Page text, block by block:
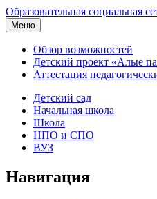
Образовательная социальная
Меню
Обзор возможностей
Детский проект «Алые
Аттестация
Детский сад
Начальная школа
Школа
НПО и СПО
ВУЗ
Навигация